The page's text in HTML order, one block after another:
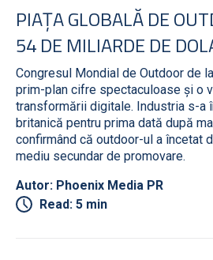
PIAȚA GLOBALĂ DE
54 DE MILIARDE DE
Congresul Mondial de Outdoor de
prim-plan cifre spectaculoase și o
transformării digitale. Industria s-a
britanică pentru prima dată după
confirmând că outdoor-ul a încetat
mediu secundar de promovare.
Autor: Phoenix Media PR
Read: 5 min